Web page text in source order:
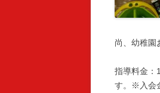
尚、幼稚園
指導料金
す。※入会